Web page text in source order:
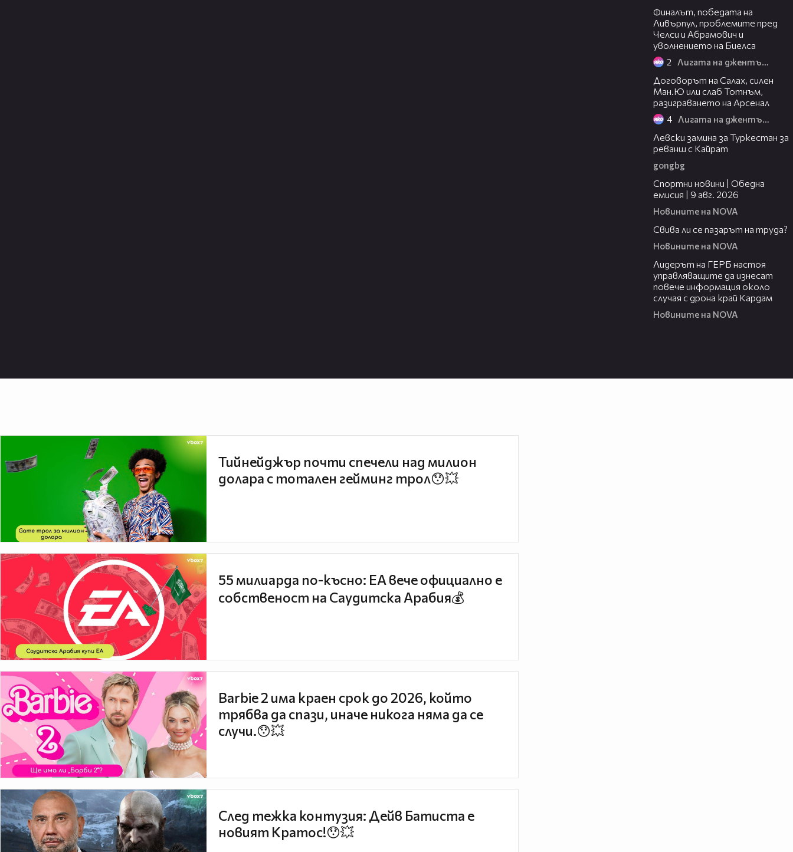
Финалът, победата на
Ливърпул, проблемите пред
Челси и Абрамович и
уволнението на Биелса
2 Лигата на джентълмените
Договорът на Салах, силен
Ман.Ю или слаб Тотнъм,
разиграването на Арсенал
4 Лигата на джентълмените
Левски замина за Туркестан за
реванш с Кайрат
gongbg
Спортни новини | Обедна
емисия | 9 aвг. 2026
Новините на NOVA
Свива ли се пазарът на труда?
Новините на NOVA
Лидерът на ГЕРБ настоя
управляващите да изнесат
повече информация около
случая с дрона край Кардам
Новините на NOVA
Тийнейджър почти спечели над милион
долара с тотален гейминг трол😯💥
55 милиарда по-късно: EA вече официално е
собственост на Саудитска Арабия💰
Barbie 2 има краен срок до 2026, който
трябва да спази, иначе никога няма да се
случи.😯💥
След тежка контузия: Дейв Батиста е
новият Кратос!😯💥